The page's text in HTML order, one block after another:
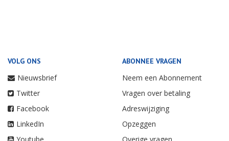
VOLG ONS
Nieuwsbrief
Twitter
Facebook
LinkedIn
ABONNEE VRAGEN
Neem een Abonnement
Vragen over betaling
Adreswijziging
Opzeggen